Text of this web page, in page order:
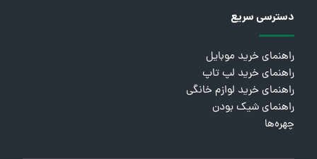
دسترسی سریع
راهنمای خرید موبایل
راهنمای خرید لپ تاپ
راهنمای خرید لوازم خانگی
راهنمای شیک بودن
چهره‌ها